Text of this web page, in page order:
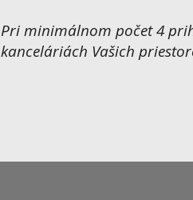
Pri minimálnom počet 4
kanceláriách Vašich